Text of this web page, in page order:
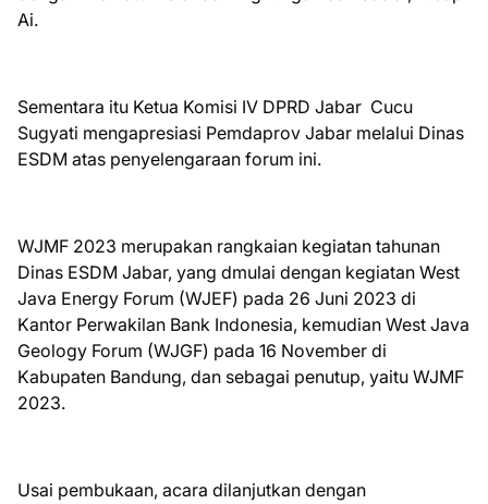
Ai.
Sementara itu Ketua Komisi IV DPRD Jabar Cucu
Sugyati mengapresiasi Pemdaprov Jabar melalui Dinas
ESDM atas penyelengaraan forum ini.
WJMF 2023 merupakan rangkaian kegiatan tahunan
Dinas ESDM Jabar, yang dmulai dengan kegiatan West
Java Energy Forum (WJEF) pada 26 Juni 2023 di
Kantor Perwakilan Bank Indonesia, kemudian West Java
Geology Forum (WJGF) pada 16 November di
Kabupaten Bandung, dan sebagai penutup, yaitu WJMF
2023.
Usai pembukaan, acara dilanjutkan dengan